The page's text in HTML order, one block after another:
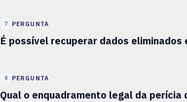
7 PERGUNTA
É possível recuperar dados
8 PERGUNTA
Qual o enquadramento legal da